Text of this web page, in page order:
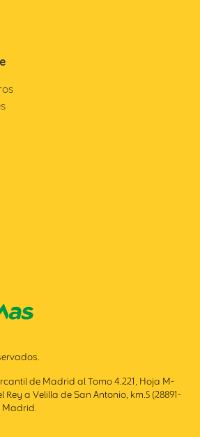
de Madrid al Tomo 4.221, Hoja M-
Rey a Velilla de San Antonio, km.5 (28891-
Madrid.